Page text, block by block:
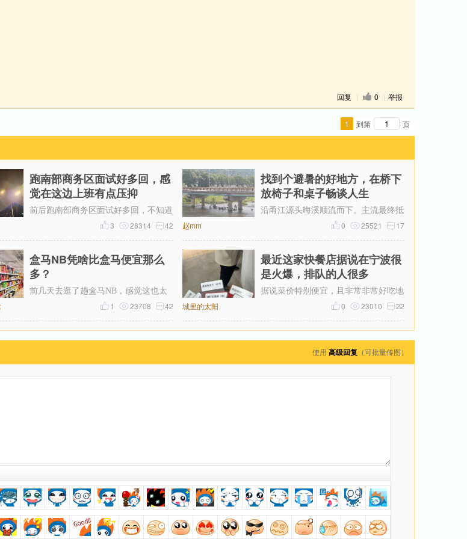
回复 | 0 | 举报
1 到第 页
跑南部商务区面试好多回，感
觉在这边上班有点压抑
前后跑南部商务区面试好多回，不知道
为什么，一直对这片商务区提不起好
感。成片密集写字楼自带压抑感，上下
42
28314
3
找到个避暑的好地方，在桥下
放椅子和桌子畅谈人生
沿甬江源头晦溪顺流而下。主流最终抵
达的是‌亭下湖水库。亭下湖‌，是全国首
批国家水利风景区。由于“晦溪
赵mm 17
25521
0
盒马NB凭啥比盒马便宜那么
多？
前几天去逛了趟盒马NB，感觉这也太
便宜了吧！跟平时去的盒马鲜生一比，
简直像两家店。同一个牌子，差价怎么
42
23708
1
最近这家快餐店据说在宁波很
是火爆，排队的人很多
据说菜价特别便宜，且非常非常好吃地
道排队的人，很多很多。。。。大热天
城里的太阳 22
23010
0
使用 高级回复 （可批量传图）